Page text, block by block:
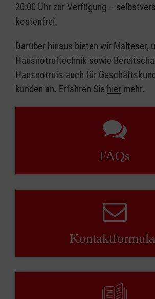
20:00 Uhr zur Verfügung –
kostenfrei.
Darüber hinaus bieten wir Malteser,
Hausnotruftechnik sowie
Hausnotrufs auch für
kunden an. Erfahren Sie hier mehr.
FAQs